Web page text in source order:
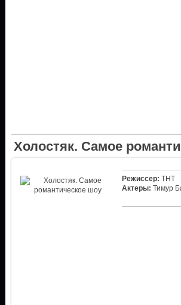
Холостяк. Самое
Режиссер: ТНТ
Актеры: Тимур